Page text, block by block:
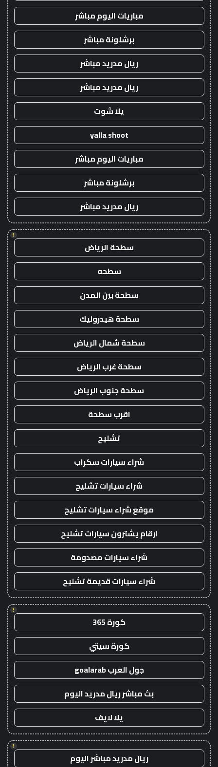
مباريات اليوم مباشر
برشلونة مباشر
ريال مدريد مباشر
ريال مدريد مباشر
يلا شوت
yalla shoot
مباريات اليوم مباشر
برشلونة مباشر
ريال مدريد مباشر
!
سطحة الرياض
سطحه
سطحة بين المدن
سطحة هيدروليك
سطحة شمال الرياض
سطحة غرب الرياض
سطحة جنوب الرياض
اقرب سطحة
تشليح
شراء سيارات سكراب
شراء سيارات تشليح
موقع شراء سيارات تشليح
ارقام يشترون سيارات تشليح
شراء سيارات مصدومة
شراء سيارات قديمة تشليح
!
كورة 365
كورة سيتي
جول العرب goalarab
بث مباشر ريال مدريد اليوم
يلا لايف
!
ريال مدريد مباشر اليوم